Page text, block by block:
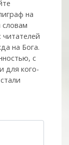
на
словам
читателей
на Бога.
с
для кого-